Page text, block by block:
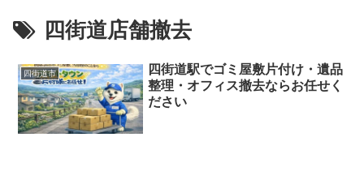
四街道店舗撤去
四街道市
四街道駅でゴミ屋敷片付け・遺品
整理・オフィス撤去ならお任せく
ださい